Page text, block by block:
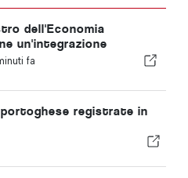
dell'Economia
un'integrazione
e garantisce un
fa
portoghese registrate in